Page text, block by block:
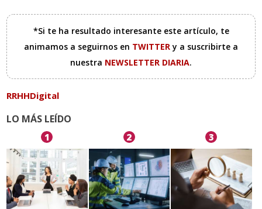
*Si te ha resultado interesante este artículo, te
animamos a seguirnos en TWITTERy a suscribirte a
nuestra NEWSLETTER DIARIA.
RRHHDigital
LO MÁS LEÍDO
1 2 3